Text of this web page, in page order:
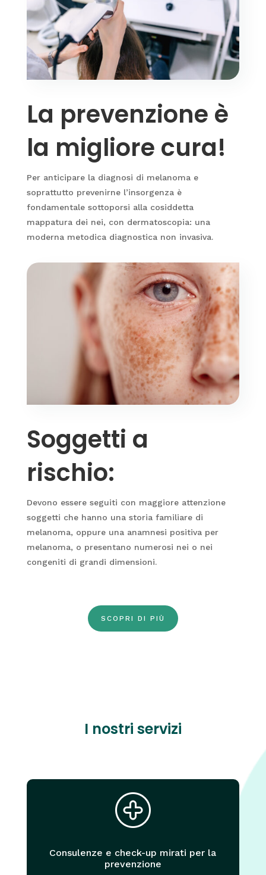
La prevenzione è
la migliore cura!
Per anticipare la diagnosi di melanoma e
soprattutto prevenirne l’insorgenza è
fondamentale sottoporsi alla cosiddetta
mappatura dei nei, con dermatoscopia: una
moderna metodica diagnostica non invasiva.
Soggetti a
rischio:
Devono essere seguiti con maggiore attenzione
soggetti che hanno una storia familiare di
melanoma, oppure una anamnesi positiva per
melanoma, o presentano numerosi nei o nei
congeniti di grandi dimensioni.
SCOPRI DI PIÙ
I nostri servizi
Consulenze e check-up mirati per la
prevenzione